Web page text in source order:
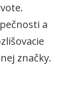
a
značky.